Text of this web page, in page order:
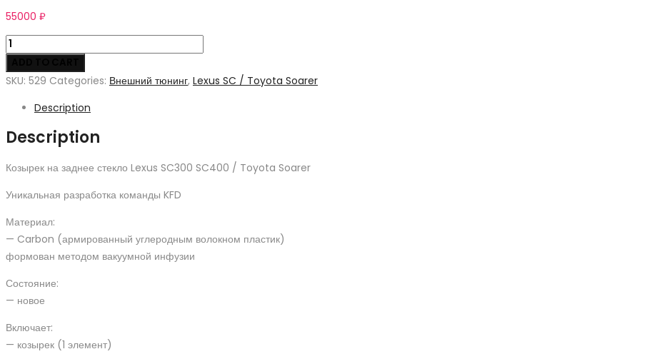
55000 ₽
KFDTeam
CARBON
козырек
заднее
стекло
Lexus
SC300
Toyota
quantity
SKU: 529 Categories: Внешний тюнинг, Lexus SC / Toyota Soarer
Description
Description
Козырек на заднее стекло Lexus SC300 SC400 / Toyota Soarer
Уникальная разработка команды KFD
Материал:
— Carbon (армированный углеродным волокном пластик)
формован методом вакуумной инфузии
Состояние:
— новое
Включает:
— козырек (1 элемент)